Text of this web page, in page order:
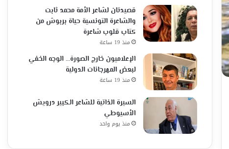
قصيدتان لشاعر الأمة محمد ثابت
والشاعرة التونسية حياة بربوش من
كتاب قلوب شاعرة
منذ 19 ساعة
الإعلاميون خارج الصورة… الوجه الخفي
لبعض المهرجانات الدولية
منذ 19 ساعة
السيرة الذاتية للشاعر الكبير درويش
الأسيوطي
منذ يوم واحد